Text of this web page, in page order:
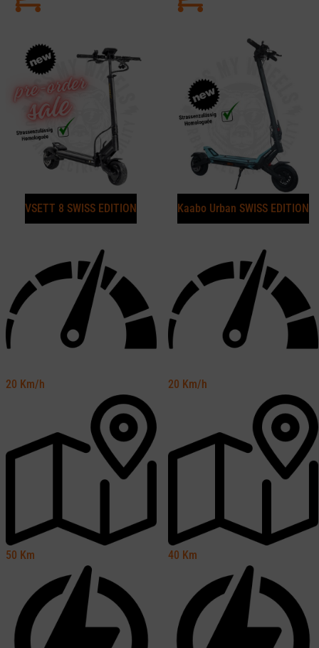
VSETT 8 SWISS EDITION
20 Km/h
50 Km
Kaabo Urban SWISS EDITION
20 Km/h
40 Km